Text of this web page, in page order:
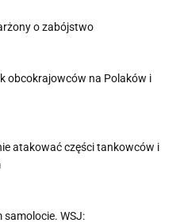
o zabójstwo
obcokrajowców na Polaków i
atakować części tankowców i
samolocie. WSJ: